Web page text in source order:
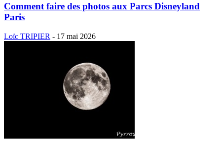
Comment faire des photos aux Parcs Disneyland
Paris
Loïc TRIPIER - 17 mai 2026